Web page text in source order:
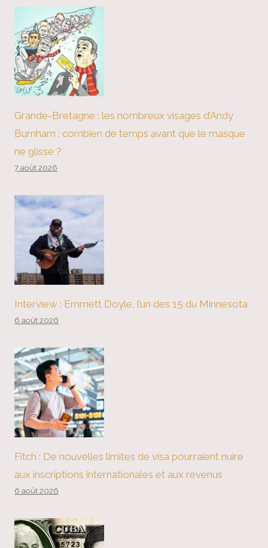
Grande-Bretagne : les nombreux visages d’Andy
Burnham : combien de temps avant que le masque
ne glisse ?
7 août 2026
Interview : Emmett Doyle, l’un des 15 du Minnesota
6 août 2026
Fitch : De nouvelles limites de visa pourraient nuire
aux inscriptions internationales et aux revenus
6 août 2026